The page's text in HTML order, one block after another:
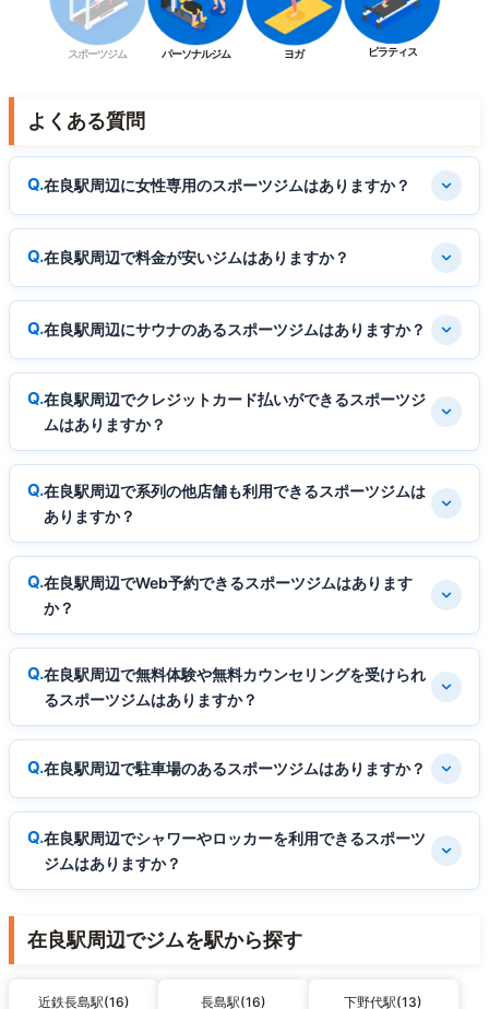
スポーツジム パーソナルジム ヨガ ピラティス
よくある質問
在良駅周辺に女性専用のスポーツジムはありますか？
在良駅周辺で料金が安いジムはありますか？
在良駅周辺にサウナのあるスポーツジムはありますか？
在良駅周辺でクレジットカード払いができるスポーツジ
ムはありますか？
在良駅周辺で系列の他店舗も利用できるスポーツジムは
ありますか？
在良駅周辺でWeb予約できるスポーツジムはあります
か？
在良駅周辺で無料体験や無料カウンセリングを受けられ
るスポーツジムはありますか？
在良駅周辺で駐車場のあるスポーツジムはありますか？
在良駅周辺でシャワーやロッカーを利用できるスポーツ
ジムはありますか？
在良駅周辺でジムを駅から探す
近鉄長島駅(16) 長島駅(16) 下野代駅(13)